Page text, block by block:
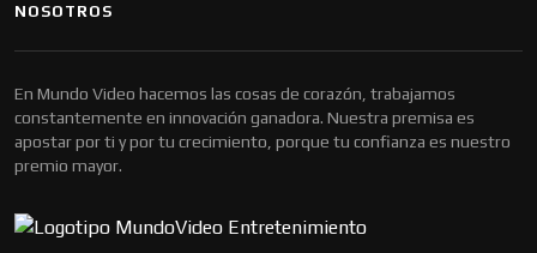
NOSOTROS
En Mundo Video hacemos las cosas de corazón, trabajamos
constantemente en innovación ganadora. Nuestra premisa es
apostar por ti y por tu crecimiento, porque tu confianza es nuestro
premio mayor.